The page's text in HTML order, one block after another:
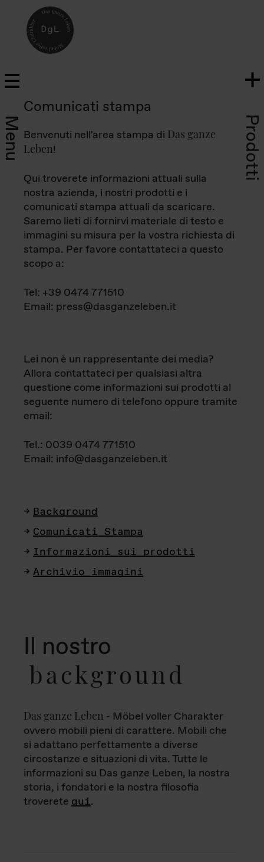
Menu Prodotti
Comunicati stampa
Benvenuti nell'area stampa di Das ganze
Leben!
Qui troverete informazioni attuali sulla
nostra azienda, i nostri prodotti e i
comunicati stampa attuali da scaricare.
Saremo lieti di fornirvi materiale di testo e
immagini su misura per la vostra richiesta di
stampa. Per favore contattateci a questo
scopo a:
Tel: +39 0474 771510
Email: press@dasganzeleben.it
Lei non è un rappresentante dei media?
Allora contattateci per qualsiasi altra
questione come informazioni sui prodotti al
seguente numero di telefono oppure tramite
email:
Tel.: 0039 0474 771510
Email: info@dasganzeleben.it
Background
Comunicati Stampa
Informazioni sui prodotti
Archivio immagini
Il nostro
background
Das ganze Leben - Möbel voller Charakter
ovvero mobili pieni di carattere. Mobili che
si adattano perfettamente a diverse
circostanze e situazioni di vita. Tutte le
informazioni su Das ganze Leben, la nostra
storia, i fondatori e la nostra filosofia
troverete qui.